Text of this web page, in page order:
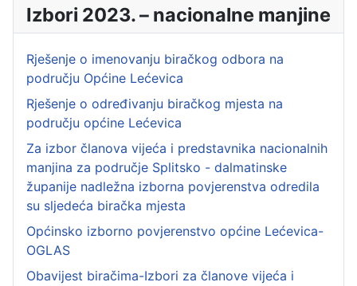
Izbori 2023. – nacionalne manjine
Rješenje o imenovanju biračkog odbora na
području Općine Lećevica
Rješenje o određivanju biračkog mjesta na
području općine Lećevica
Za izbor članova vijeća i predstavnika nacionalnih
manjina za područje Splitsko - dalmatinske
županije nadležna izborna povjerenstva odredila
su sljedeća biračka mjesta
Općinsko izborno povjerenstvo općine Lećevica-
OGLAS
Obavijest biračima-Izbori za članove vijeća i